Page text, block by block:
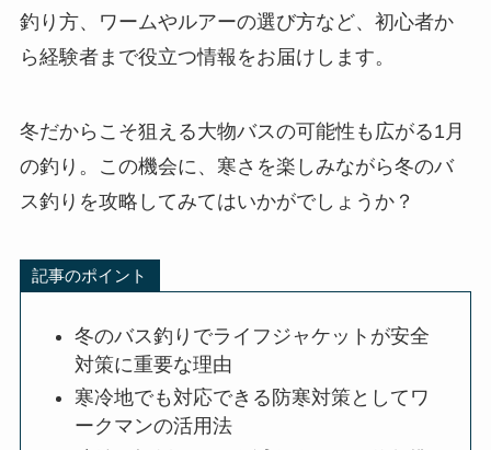
釣り方、ワームやルアーの選び方など、初心者か
ら経験者まで役立つ情報をお届けします。
冬だからこそ狙える大物バスの可能性も広がる1月
の釣り。この機会に、寒さを楽しみながら冬のバ
ス釣りを攻略してみてはいかがでしょうか？
記事のポイント
冬のバス釣りでライフジャケットが安全
対策に重要な理由
寒冷地でも対応できる防寒対策としてワ
ークマンの活用法